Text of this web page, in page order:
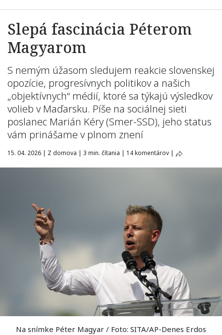
Slepá fascinácia Péterom
Magyarom
S nemým úžasom sledujem reakcie slovenskej
opozície, progresívnych politikov a našich
„objektívnych“ médií, ktoré sa týkajú výsledkov
volieb v Maďarsku. Píše na sociálnej sieti
poslanec Marián Kéry (Smer-SSD), jeho status
vám prinášame v plnom znení
15. 04. 2026 | Z domova | 3 min. čítania | 14 komentárov |
Na snímke Péter Magyar / Foto: SITA/AP-Denes Erdos